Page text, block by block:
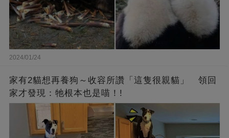
2024/01/24
家有2貓想再養狗～收容所讚「這隻很親貓」 領回
家才發現：牠根本也是喵！!